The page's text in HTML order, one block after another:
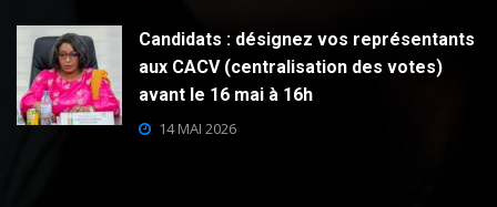
Candidats : désignez vos représentants
aux CACV (centralisation des votes)
avant le 16 mai à 16h
14 MAI 2026